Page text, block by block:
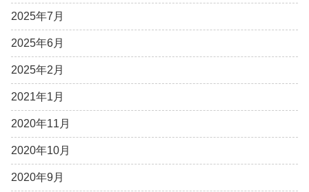
2025年7月
2025年6月
2025年2月
2021年1月
2020年11月
2020年10月
2020年9月